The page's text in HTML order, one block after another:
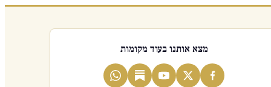
מצא אותנו בעוד מקומות